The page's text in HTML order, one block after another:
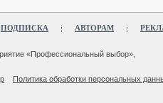
ПОДПИСКА АВТОРАМ
«Профессиональный выбор»,
Политика обработки персональных